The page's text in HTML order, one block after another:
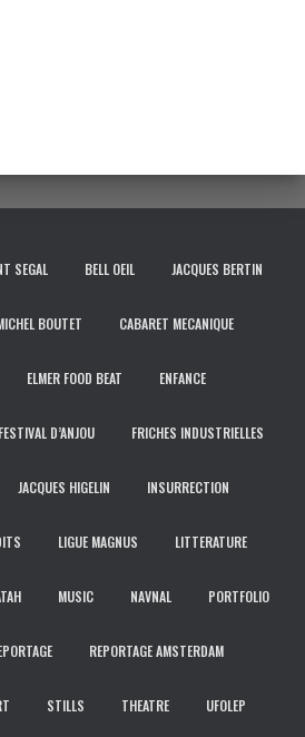
SEGAL BELL OEIL JACQUES BERTIN
BOUTET CABARET MECANIQUE
ELMER FOOD BEAT ENFANCE
FESTIVAL D’ANJOU FRICHES INDUSTRIELLES
JACQUES HIGELIN INSURRECTION
LIGUE MAGNUS LITTERATURE
MUSIC NAVNAL PORTFOLIO
REPORTAGE AMSTERDAM
STILLS THEATRE UFOLEP